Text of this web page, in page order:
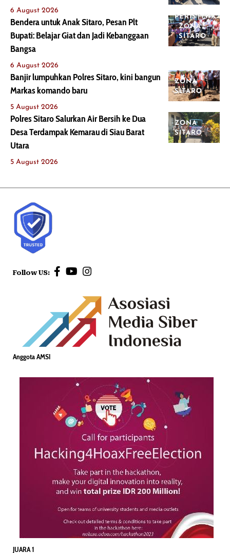
6 August 2026
PERISTIWA
ZONA
SITARO
Bendera untuk Anak Sitaro, Pesan Plt
Bupati: Belajar Giat dan Jadi Kebanggaan
Bangsa
6 August 2026
ZONA
SITARO
Banjir lumpuhkan Polres Sitaro, kini bangun
Markas komando baru
5 August 2026
ZONA
SITARO
Polres Sitaro Salurkan Air Bersih ke Dua
Desa Terdampak Kemarau di Siau Barat
Utara
5 August 2026
Follow US:
Anggota AMSI
JUARA 1